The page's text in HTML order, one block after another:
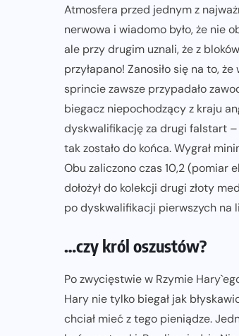
Atmosfera przed jednym z
nerwowa i wiadomo było, że nie
ale przy drugim uznali, że z
przyłapano! Zanosiło się na to,
sprincie zawsze przypadało
biegacz niepochodzący z kraju
dyskwalifikację za drugi falstart –
tak zostało do końca. Wygrał
Obu zaliczono czas 10,2 (pomiar
dołożył do kolekcji drugi złoty
po dyskwalifikacji pierwszych na
…czy król oszustów?
Po zwycięstwie w Rzymie
Hary nie tylko biegał jak
chciał mieć z tego pieniądze.